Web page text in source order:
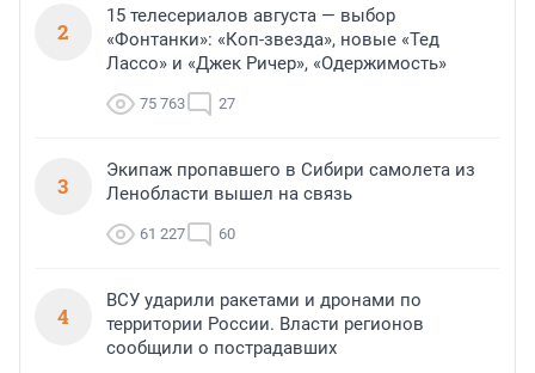
2
15 телесериалов августа — выбор
«Фонтанки»: «Коп-звезда», новые «Тед
Лассо» и «Джек Ричер», «Одержимость»
75 763 27
3
Экипаж пропавшего в Сибири самолета из
Ленобласти вышел на связь
61 227 60
4
ВСУ ударили ракетами и дронами по
территории России. Власти регионов
сообщили о пострадавших